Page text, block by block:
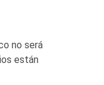
no será
están